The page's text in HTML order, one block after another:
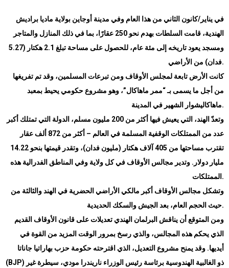
في يناير/كانون الثاني من هذا العام وفي مدينة أوجاين بولاية ماديا براديش
الهندية، قامت السلطات بهدم نحو 250 عقارًا، بما في ذلك المنازل والمتاجر
ومسجد يعود تاريخه إلى مئة عام، للحصول على مساحة تبلغ 2.1 هكتار (5.27
فدان) من الأراضي.
كانت الأرض تابعة لمجلس الأوقاف ومن تبرعات المسلمين، وقد تم تفريغها
من أجل ما يسمى بـ “ممر ماهاكال”، وهو مشروع حكومي يحيط بمعبد
ماهاكاليشوار الشهير في المدينة.
وتعدّ الهند، التي يعيش فيها أكثر من 200 مليون مسلم، الدولة التي تمتلك أكبر
عدد من الممتلكات الوقفية المسلمة في العالم – أكثر من 872 ألف عقار
تقترب مساحتها من 405 آلاف هكتار (مليون فدان)، وتقدر قيمتها بنحو 14.22
مليار دولار. وتدير مجالس الأوقاف في كل ولاية وفي المناطق الفدرالية هذه
الممتلكات .
وتشكل مجالس الأوقاف أكبر مالكي الأراضي الحضرية في الهند والثالثة من
حيث الحجم العام، بعد الجيش والسكك الحديدية.
ومن المتوقع أن يناقش البرلمان الهندي تعديلات على قانون الأوقاف القديم
الذي يحكم هذه المجالس، والذي رسخ بمرور الوقت المزيد من القوة في
أيديها. وقد يمنح مشروع التعديل، الذي اقترحته حكومة حزب بهاراتيا جاناتا
(BJP) ذو الغالبية الهندوسية برئاسة رئيس الوزراء ناريندرا مودي، سيطرة غير